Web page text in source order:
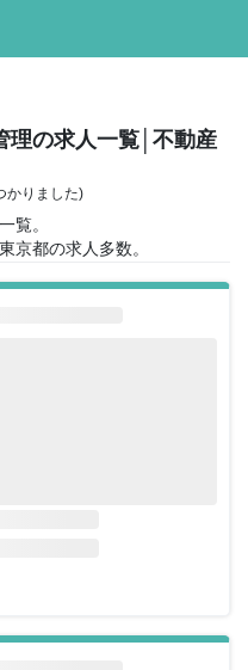
理の求人一覧 │不動産
かりました)
覧。
京都の求人多数。